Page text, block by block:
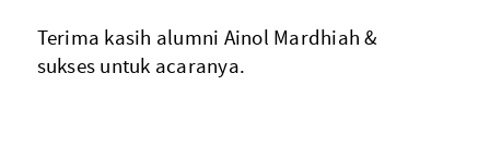
Terima kasih alumni Ainol Mardhiah &
sukses untuk acaranya.